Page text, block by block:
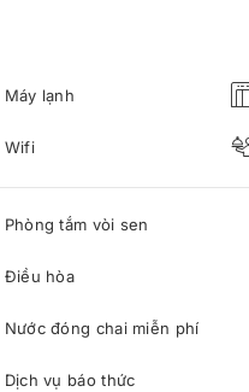
Máy lạnh
Wifi
Phòng tắm vòi sen
Điều hòa
Nước đóng chai miễn phí
Dịch vụ báo thức